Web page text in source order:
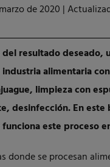
de 2020 |
resultado deseado,
alimentaria
limpieza con
desinfección. En este
este proceso
donde se procesan